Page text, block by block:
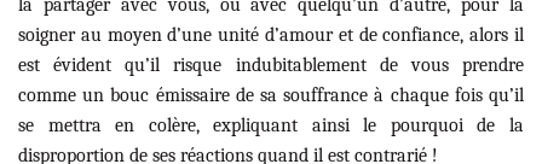
la partager avec vous, ou avec quelqu’un d’autre, pour la
soigner au moyen d’une unité d’amour et de confiance, alors il
est évident qu’il risque indubitablement de vous prendre
comme un bouc émissaire de sa souffrance à chaque fois qu’il
se mettra en colère, expliquant ainsi le pourquoi de la
disproportion de ses réactions quand il est contrarié !